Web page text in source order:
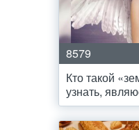
8579
Кто такой
узнать,